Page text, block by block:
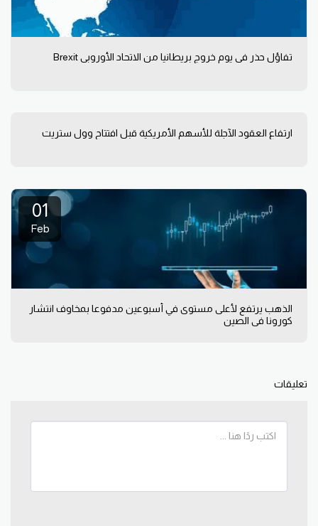
تفاؤل حذر في يوم خروج بريطانيا من الاتحاد الأوروبي Brexit
ارتفاع العقود الآجلة للأسهم الأمريكية قبل افتتاح وول ستريت
01
Feb
الذهب يرتفع لأعلى مستوى في أسبوعين مدفوعا بمخاوف انتشار
كورونا في الصين
تعليقات